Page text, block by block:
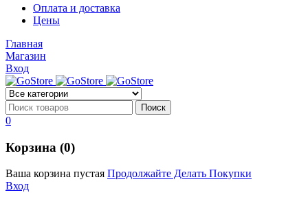
Диоды
Оплата и доставка
Цены
Главная
Магазин
Вход
0
Корзина (0)
Ваша корзина пустая Продолжайте Делать Покупки
Вход